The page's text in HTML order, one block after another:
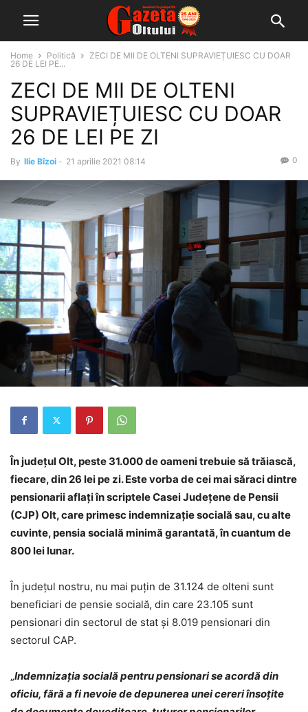
Home Politică
ZECI DE MII DE OLTENI SUPRAVIEȚUIESC CU DOAR
26 DE LEI PE...
ZECI DE MII DE OLTENI
SUPRAVIEȚUIESC CU DOAR
26 DE LEI PE ZI
By Ilie Bîzoi - 21 aprilie 2021 08:14 0
În judeţul Olt, peste 31.000 de oameni trebuie să trăiască,
fiecare, din 26 lei pe zi. Este vorba de cei mai săraci dintre
pensionarii aflaţi în scriptele Casei Judeţene de Pensii
(CJP) Olt, care primesc indemnizaţie socială sau, cu alte
cuvinte, pensia socială minimă garantată, în cuantum de
800 lei lunar.
În judeţul nostru, nu mai puțin de 31.124 de olteni sunt
beneficiari de pensie socială, din care 23.105 sunt
pensionari din sectorul de stat și 8.019 pensionari din
sectorul CAP.
„Indemnizaţia socială pentru pensionari se acordă din
oficiu, fără a fi nevoie de depunerea unei cereri însoţite